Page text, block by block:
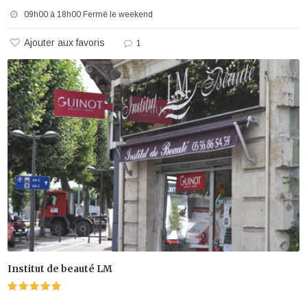
09h00 à 18h00 Fermé le weekend
Ajouter aux favoris 1
Institut de beauté LM